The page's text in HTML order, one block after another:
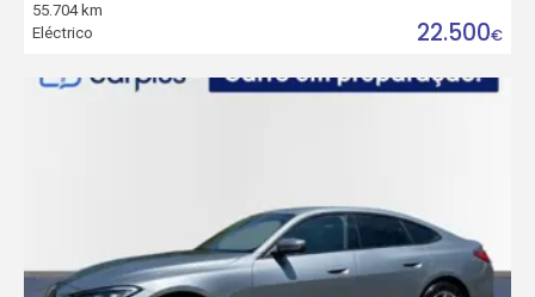
55.704 km
Eléctrico
22.500€